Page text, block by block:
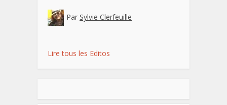
Par Sylvie Clerfeuille
Lire tous les Editos